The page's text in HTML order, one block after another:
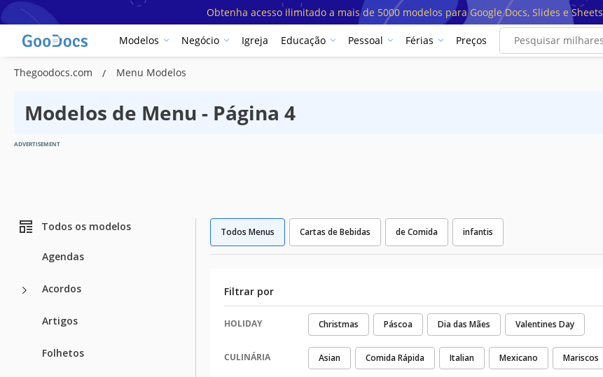
Obtenha acesso ilimitado a mais de 5000 modelos para Google Docs, Slides e Sheets
Modelos Negócio Igreja Educação Pessoal Férias Preços
Thegoodocs.com Menu Modelos
Modelos de Menu - Página 4
ADVERTISEMENT
Todos os modelos
Agendas
Acordos
Artigos
Folhetos
Todos Menus Cartas de Bebidas de Comida infantis
Filtrar por
HOLIDAY Christmas Páscoa Dia das Mães Valentines Day
CULINÁRIA Asian Comida Rápida Italian Mexicano Mariscos